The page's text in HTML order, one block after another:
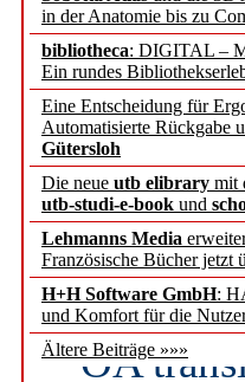
in der Anatomie bis zu
bibliotheca: DIGITAL –
Ein rundes
Eine Entscheidung für
Automatisierte Rückgabe
Gütersloh
Die neue utb elibrary mit
utb-studi-e-book und
Lehmanns Media
Französische Bücher jetzt
H+H Software GmbH:
und Komfort für die
Ältere Beiträge »»»
DFG
Bayerns
Fifth
OA